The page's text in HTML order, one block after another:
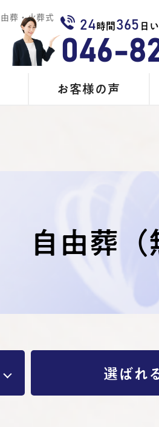
葬・火葬式
24 時間 365 日
046-
お客様の声
⾃由葬（
選ばれ